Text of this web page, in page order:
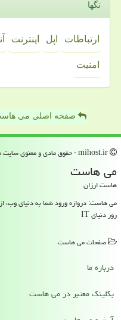
تگها
ارتباطات اپل اینترنت
امنیت
صفحه اصلی می
می هاست
هاست ارزان
می هاست: دروازه ورود شما به دنیای وب،
روز دنیای IT
صفحات می هاست
درباره ما
بکلینک معتبر در می هاست